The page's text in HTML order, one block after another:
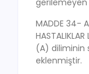
gerilemeyen
MADDE 34-
(A) diliminin
eklenmiştir.